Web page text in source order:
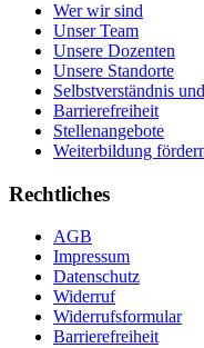
Wer wir sind
Unser Team
Unsere Dozenten
Unsere Standorte
Selbstverständnis
Barrierefreiheit
Stellenangebote
Weiterbildung
Rechtliches
AGB
Impressum
Datenschutz
Widerruf
Widerrufsformular
Barrierefreiheit